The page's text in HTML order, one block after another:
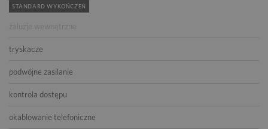
STANDARD WYKOŃCZEŃ
żaluzje wewnętrzne
tryskacze
podwójne zasilanie
kontrola dostępu
okablowanie telefoniczne